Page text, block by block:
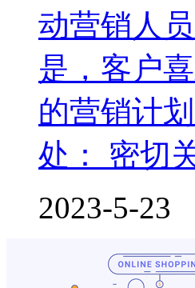
动营销人
是，客户
的营销计
处： 密切
2023-5-23